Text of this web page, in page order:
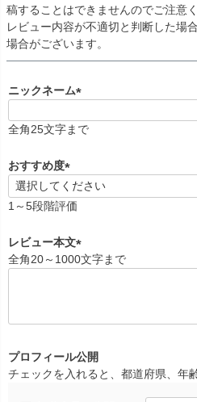
稿することはできませんのでご注意く
レビュー内容が不適切と判断した場
場合がございます。
ニックネーム
必
全角25文字まで
おすすめ度
(
必
)
1～5段階評価
レビュー本文
(
全角20～1000文字まで
プロフィール公開
チェックを入れると、都道府県、年